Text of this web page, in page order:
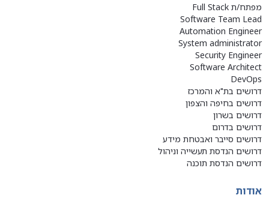
מפתח/ת Full Stack
Software Team Lead
Automation Engineer
System administrator
Security Engineer
Software Architect
DevOps
דרושים בת"א והמרכז
דרושים בחיפה והצפון
דרושים בשרון
דרושים בדרום
דרושים סייבר ואבטחת מידע
דרושים הנדסת תעשייה וניהול
דרושים הנדסת תוכנה
אודות